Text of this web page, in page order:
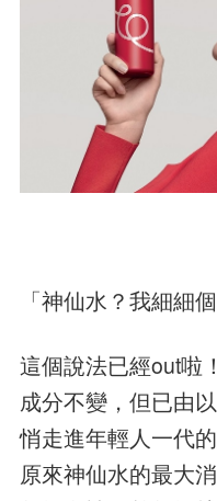
「神仙水？我細細
這個說法已經out啦
成分不變，但已由
悄走進年輕人一代
原來神仙水的最大